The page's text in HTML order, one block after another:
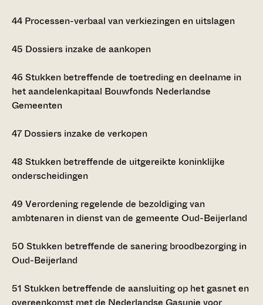
44 Processen-verbaal van verkiezingen en uitslagen
45 Dossiers inzake de aankopen
46 Stukken betreffende de toetreding en deelname in
het aandelenkapitaal Bouwfonds Nederlandse
Gemeenten
47 Dossiers inzake de verkopen
48 Stukken betreffende de uitgereikte koninklijke
onderscheidingen
49 Verordening regelende de bezoldiging van
ambtenaren in dienst van de gemeente Oud-Beijerland
50 Stukken betreffende de sanering broodbezorging in
Oud-Beijerland
51 Stukken betreffende de aansluiting op het gasnet en